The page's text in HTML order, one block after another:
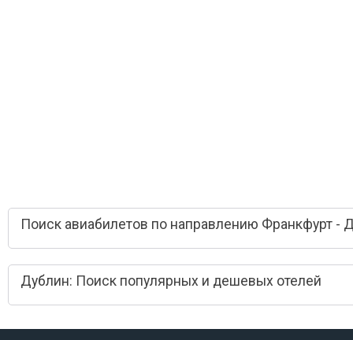
Поиск авиабилетов по направлению Франкфурт -
Дублин: Поиск популярных и дешевых отелей